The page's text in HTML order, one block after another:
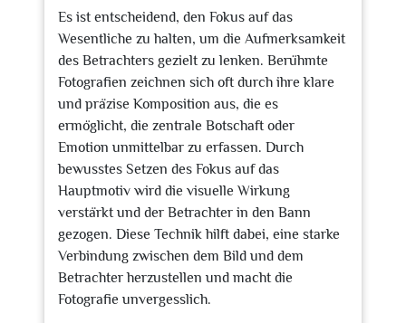
Es ist entscheidend, den Fokus auf das
Wesentliche zu halten, um die Aufmerksamkeit
des Betrachters gezielt zu lenken. Berühmte
Fotografien zeichnen sich oft durch ihre klare
und präzise Komposition aus, die es
ermöglicht, die zentrale Botschaft oder
Emotion unmittelbar zu erfassen. Durch
bewusstes Setzen des Fokus auf das
Hauptmotiv wird die visuelle Wirkung
verstärkt und der Betrachter in den Bann
gezogen. Diese Technik hilft dabei, eine starke
Verbindung zwischen dem Bild und dem
Betrachter herzustellen und macht die
Fotografie unvergesslich.